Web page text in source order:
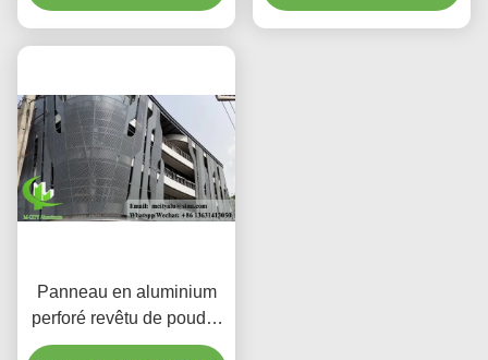
revêtement PVDF pour
Panneau en aluminium
perforé revêtu de poudre
avec couleurs RAL